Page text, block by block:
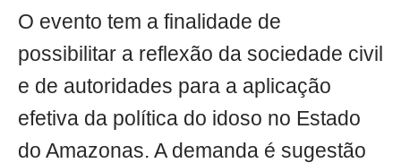
O evento tem a finalidade de
possibilitar a reflexão da sociedade civil
e de autoridades para a aplicação
efetiva da política do idoso no Estado
do Amazonas. A demanda é sugestão